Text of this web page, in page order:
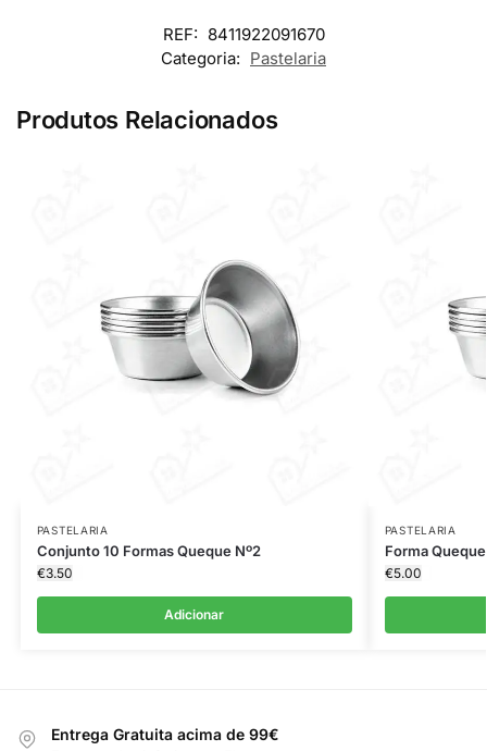
REF: 8411922091670
Categoria: Pastelaria
Produtos Relacionados
PASTELARIA
Conjunto 10 Formas Queque Nº2
€3.50
Adicionar
PASTELARIA
Forma
€5.00
Entrega Gratuita acima de 99€